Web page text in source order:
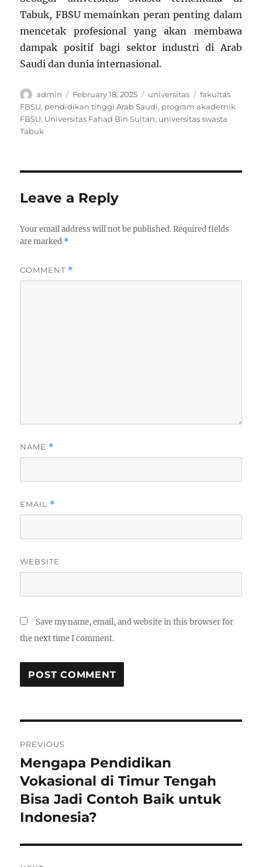
Tabuk, FBSU memainkan peran penting dalam
mencetak profesional yang akan membawa
dampak positif bagi sektor industri di Arab
Saudi dan dunia internasional.
Author
admin
Posted
on
February 18, 2025 Categories
universitas Tags
fakultas
FBSU, pendidikan tinggi Arab Saudi, program akademik
FBSU, Universitas Fahad Bin Sultan, universitas swasta
Tabuk
Leave a Reply
Your email address will not be published. Required fields
are marked *
COMMENT *
NAME *
EMAIL *
WEBSITE
Save my name, email, and website in this browser for
the next time I comment.
navigation
PREVIOUS
Previous
post:
Mengapa Pendidikan
Vokasional di Timur Tengah
Bisa Jadi Contoh Baik untuk
Indonesia?